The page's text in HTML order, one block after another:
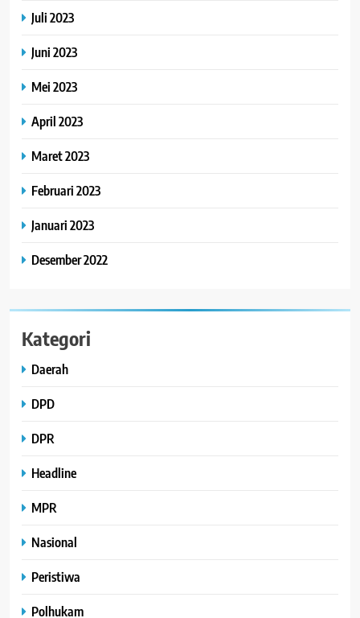
Juli 2023
Juni 2023
Mei 2023
April 2023
Maret 2023
Februari 2023
Januari 2023
Desember 2022
Kategori
Daerah
DPD
DPR
Headline
MPR
Nasional
Peristiwa
Polhukam